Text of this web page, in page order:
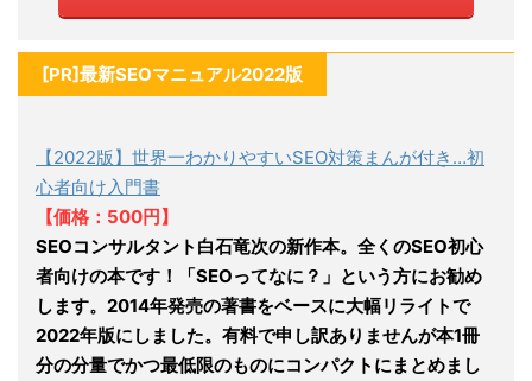
[PR]最新SEOマニュアル2022版
【2022版】世界一わかりやすいSEO対策まんが付き…初
心者向け入門書
【価格：500円】
SEOコンサルタント白石竜次の新作本。全くのSEO初心
者向けの本です！「SEOってなに？」という方にお勧め
します。2014年発売の著書をベースに大幅リライトで
2022年版にしました。有料で申し訳ありませんが本1冊
分の分量でかつ最低限のものにコンパクトにまとめまし